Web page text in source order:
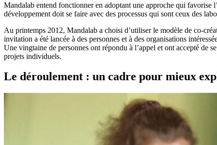
Mandalab entend fonctionner en adoptant une approche qui favorise
développement doit se faire avec des processus qui sont ceux des
Au printemps 2012, Mandalab a choisi d’utiliser le modèle de co-
invitation a été lancée à des personnes et à des organisations
Une vingtaine de personnes ont répondu à l’appel et ont accepté de
projets individuels.
Le déroulement : un cadre pour mieux